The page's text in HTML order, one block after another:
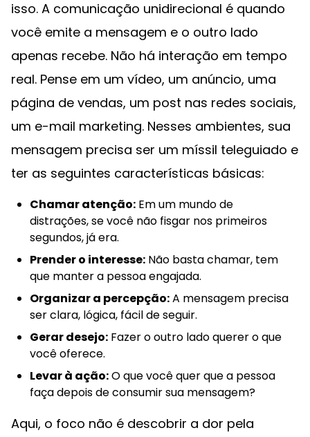
isso. A comunicação unidirecional é quando
você emite a mensagem e o outro lado
apenas recebe. Não há interação em tempo
real. Pense em um vídeo, um anúncio, uma
página de vendas, um post nas redes sociais,
um e-mail marketing. Nesses ambientes, sua
mensagem precisa ser um míssil teleguiado e
ter as seguintes características básicas:
Chamar atenção: Em um mundo de
distrações, se você não fisgar nos primeiros
segundos, já era.
Prender o interesse: Não basta chamar, tem
que manter a pessoa engajada.
Organizar a percepção:A mensagem precisa
ser clara, lógica, fácil de seguir.
Gerar desejo: Fazer o outro lado querer o que
você oferece.
Levar à ação:O que você quer que a pessoa
faça depois de consumir sua mensagem?
Aqui, o foco não é descobrir a dor pela